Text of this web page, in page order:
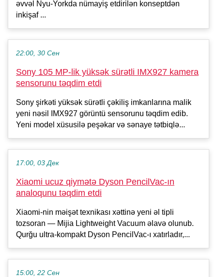
əvvəl Nyu-Yorkda nümayiş etdirilən konseptdən
inkişaf ...
22:00, 30 Сен
Sony 105 MP-lik yüksək sürətli IMX927 kamera
sensorunu təqdim etdi
Sony şirkəti yüksək sürətli çəkiliş imkanlarına malik
yeni nəsil IMX927 görüntü sensorunu təqdim edib.
Yeni model xüsusilə peşəkar və sənaye tətbiqlə...
17:00, 03 Дек
Xiaomi ucuz qiymətə Dyson PencilVac-ın
analoqunu təqdim etdi
Xiaomi-nin məişət texnikası xəttinə yeni əl tipli
tozsoran — Mijia Lightweight Vacuum əlavə olunub.
Qurğu ultra-kompakt Dyson PencilVac-ı xatırladır,...
15:00, 22 Сен